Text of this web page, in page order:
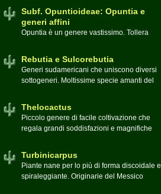
Subf. Opuntioideae: Opuntia e
generi affini
Opuntia è un genere vastissimo. Tollera
Canada. Caratteristiche le temute spine
carnosi spesso commestibili
Rebutia e Sulcorebutia
Generi sudamericani che uniscono diversi
sottogeneri. Moltissime specie amanti del
Thelocactus
Piccolo genere di facile coltivazione che
regala grandi soddisfazioni e magnifiche
Turbinicarpus
Piante nane per lo più di forma discoidale e
spiraleggiante. Originarie del Messico